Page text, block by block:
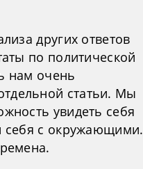
других ответов
по политической
нам очень
статьи. Мы
увидеть себя
себя с окружающими.